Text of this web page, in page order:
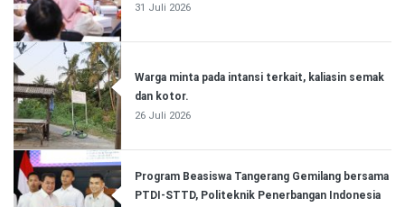
31 Juli 2026
Warga minta pada intansi terkait, kaliasin semak
dan kotor.
26 Juli 2026
Program Beasiswa Tangerang Gemilang bersama
PTDI-STTD, Politeknik Penerbangan Indonesia